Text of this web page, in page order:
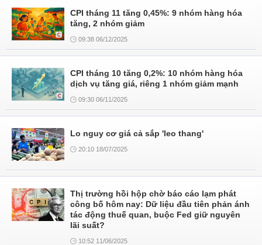
CPI tháng 11 tăng 0,45%: 9 nhóm hàng hóa
tăng, 2 nhóm giảm
09:38 06/12/2025
CPI tháng 10 tăng 0,2%: 10 nhóm hàng hóa
dịch vụ tăng giá, riêng 1 nhóm giảm mạnh
09:30 06/11/2025
Lo nguy cơ giá cả sắp 'leo thang'
20:10 18/07/2025
Thị trường hồi hộp chờ báo cáo lạm phát
công bố hôm nay: Dữ liệu đầu tiên phản ánh
tác động thuế quan, buộc Fed giữ nguyên
lãi suất?
10:52 11/06/2025